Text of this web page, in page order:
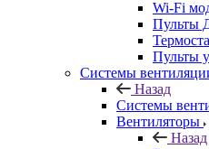
Wi-Fi
Пульты
Пульты
Системы
Назад
Системы
Вентиляторы
Назад